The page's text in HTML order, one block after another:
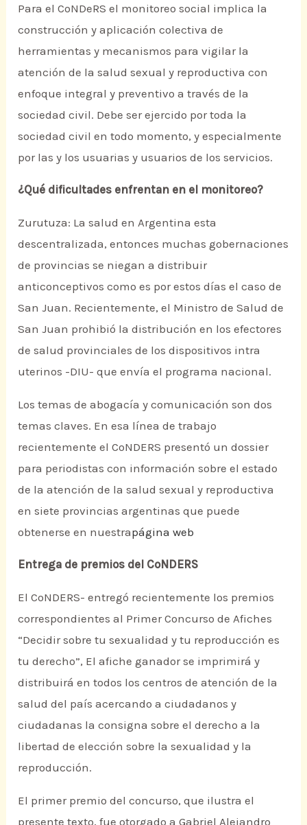
Para el CoNDeRS el monitoreo social implica la
construcción y aplicación colectiva de
herramientas y mecanismos para vigilar la
atención de la salud sexual y reproductiva con
enfoque integral y preventivo a través de la
sociedad civil. Debe ser ejercido por toda la
sociedad civil en todo momento, y especialmente
por las y los usuarias y usuarios de los servicios.
¿Qué dificultades enfrentan en el monitoreo?
Zurutuza: La salud en Argentina esta
descentralizada, entonces muchas gobernaciones
de provincias se niegan a distribuir
anticonceptivos como es por estos días el caso de
San Juan. Recientemente, el Ministro de Salud de
San Juan prohibió la distribución en los efectores
de salud provinciales de los dispositivos intra
uterinos -DIU- que envía el programa nacional.
Los temas de abogacía y comunicación son dos
temas claves. En esa línea de trabajo
recientemente el CoNDERS presentó un dossier
para periodistas con información sobre el estado
de la atención de la salud sexual y reproductiva
en siete provincias argentinas que puede
obtenerse en nuestrapágina web
Entrega de premios del CoNDERS
El CoNDERS- entregó recientemente los premios
correspondientes al Primer Concurso de Afiches
“Decidir sobre tu sexualidad y tu reproducción es
tu derecho”, El afiche ganador se imprimirá y
distribuirá en todos los centros de atención de la
salud del país acercando a ciudadanos y
ciudadanas la consigna sobre el derecho a la
libertad de elección sobre la sexualidad y la
reproducción.
El primer premio del concurso, que ilustra el
presente texto, fue otorgado a Gabriel Alejandro